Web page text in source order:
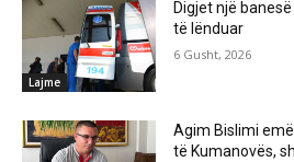
Lajme
Digjet një
të lënduar
6 Gusht, 2026
Agim Bislimi
të Kumanovës,